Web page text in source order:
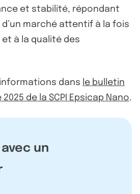
et stabilité, répondant
marché attentif à la fois
à la qualité des
dans le bulletin
de la SCPI Epsicap Nano.
avec un